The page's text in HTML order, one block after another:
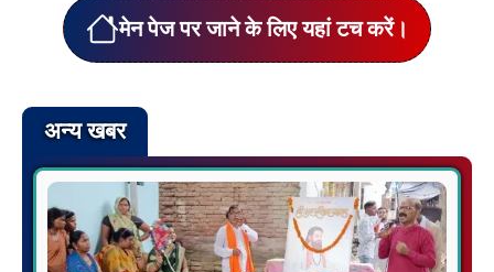
मेन पेज पर जाने के लिए यहां टच करें।
अन्य खबर